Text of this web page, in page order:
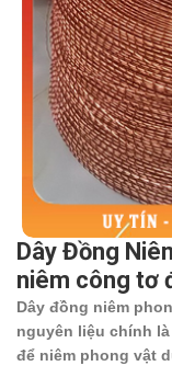
Dây Đồng
niêm công tơ
Dây đồng niêm
nguyên liệu chính
để niêm phong vật